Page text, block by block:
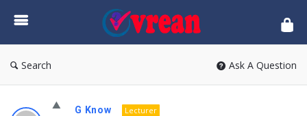
vrean.com
Search Ask A Question
G Know
Lecturer